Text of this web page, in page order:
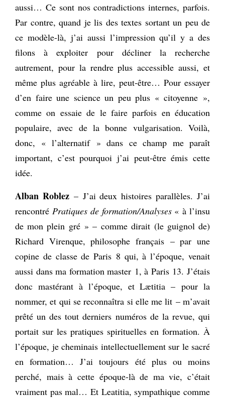
aussi… Ce sont nos contradictions internes, parfois.
Par contre, quand je lis des textes sortant un peu de
ce modèle-là, j’ai aussi l’impression qu’il y a des
filons à exploiter pour décliner la recherche
autrement, pour la rendre plus accessible aussi, et
même plus agréable à lire, peut-être… Pour essayer
d’en faire une science un peu plus « citoyenne »,
comme on essaie de le faire parfois en éducation
populaire, avec de la bonne vulgarisation. Voilà,
donc, « l’alternatif » dans ce champ me paraît
important, c’est pourquoi j’ai peut-être émis cette
idée.
Alban Roblez– J’ai deux histoires parallèles. J’ai
rencontré Pratiques de formation/Analyses« à l’insu
de mon plein gré » – comme dirait (le guignol de)
Richard Virenque, philosophe français – par une
copine de classe de Paris 8 qui, à l’époque, venait
aussi dans ma formation master 1, à Paris 13. J’étais
donc mastérant à l’époque, et Lætitia – pour la
nommer, et qui se reconnaîtra si elle me lit – m’avait
prêté un des tout derniers numéros de la revue, qui
portait sur les pratiques spirituelles en formation. À
l’époque, je cheminais intellectuellement sur le sacré
en formation… J’ai toujours été plus ou moins
perché, mais à cette époque-là de ma vie, c’était
vraiment pas mal… Et Leatitia, sympathique comme